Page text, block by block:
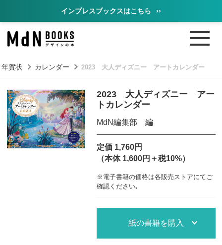
インプレスブックスはこちら ››
賀状 カレンダー 2023 大人ディズニー アートカレンダー
2023 大人ディズニー アー
トカレンダー
MdN編集部 編
定価 1,760円
（本体 1,600円＋税10%）
※電子書籍の価格は各販売ストアにてご
確認ください｡
紙の書籍を購入